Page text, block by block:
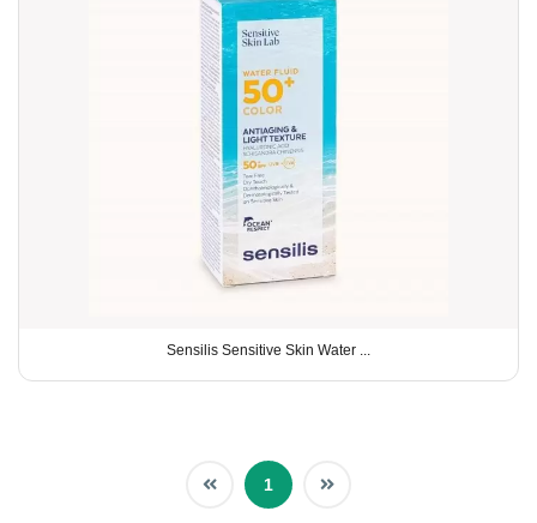
Sensilis Sensitive Skin Water ...
1